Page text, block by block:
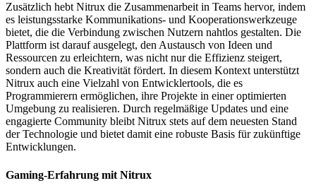
Zusätzlich hebt Nitrux die Zusammenarbeit in Teams hervor, indem
es leistungsstarke Kommunikations- und Kooperationswerkzeuge
bietet, die die Verbindung zwischen Nutzern nahtlos gestalten. Die
Plattform ist darauf ausgelegt, den Austausch von Ideen und
Ressourcen zu erleichtern, was nicht nur die Effizienz steigert,
sondern auch die Kreativität fördert. In diesem Kontext unterstützt
Nitrux auch eine Vielzahl von Entwicklertools, die es
Programmierern ermöglichen, ihre Projekte in einer optimierten
Umgebung zu realisieren. Durch regelmäßige Updates und eine
engagierte Community bleibt Nitrux stets auf dem neuesten Stand
der Technologie und bietet damit eine robuste Basis für zukünftige
Entwicklungen.
Gaming-Erfahrung mit Nitrux